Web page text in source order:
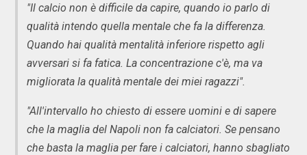
"Il calcio non è difficile da capire, quando io parlo di
qualità intendo quella mentale che fa la differenza.
Quando hai qualità mentalità inferiore rispetto agli
avversari si fa fatica. La concentrazione c'è, ma va
migliorata la qualità mentale dei miei ragazzi".
"All'intervallo ho chiesto di essere uomini e di sapere
che la maglia del Napoli non fa calciatori. Se pensano
che basta la maglia per fare i calciatori, hanno sbagliato